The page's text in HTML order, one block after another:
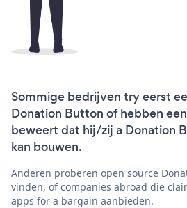
Sommige bedrijven try eerst
Donation Button of hebben
beweert dat hij/zij a Donation
kan bouwen.
Anderen proberen open source
vinden, of companies abroad die
apps for a bargain aanbieden.